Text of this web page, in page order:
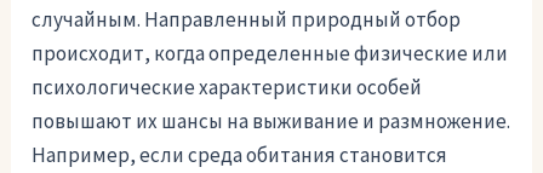
случайным. Направленный природный отбор
происходит, когда определенные физические или
психологические характеристики особей
повышают их шансы на выживание и размножение.
Например, если среда обитания становится